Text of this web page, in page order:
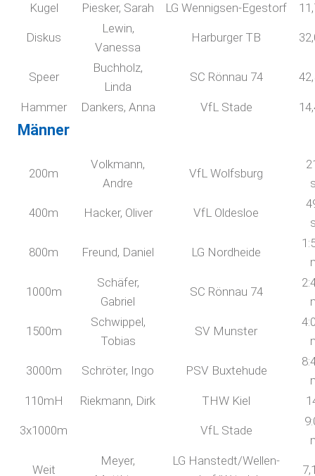
Kugel
Piesker, Sarah LG Wennigsen-Egestorf
Diskus
Lewin,
Vanessa
Harburger TB
Speer
Buchholz,
Linda
SC Rönnau 74
Hammer Dankers, Anna VfL Stade
Männer
200m
Volkmann,
Andre
VfL Wolfsburg
400m Hacker, Oliver VfL Oldesloe
800m Freund, Daniel LG Nordheide
1000m
Schäfer,
Gabriel
SC Rönnau 74
1500m
Schwippel,
Tobias
SV Munster
3000m Schröter, Ingo PSV Buxtehude
110mH
Riekmann, Dirk THW Kiel
3x1000m VfL Stade
Weit
Meyer,
LG Hanstedt/Wellen-